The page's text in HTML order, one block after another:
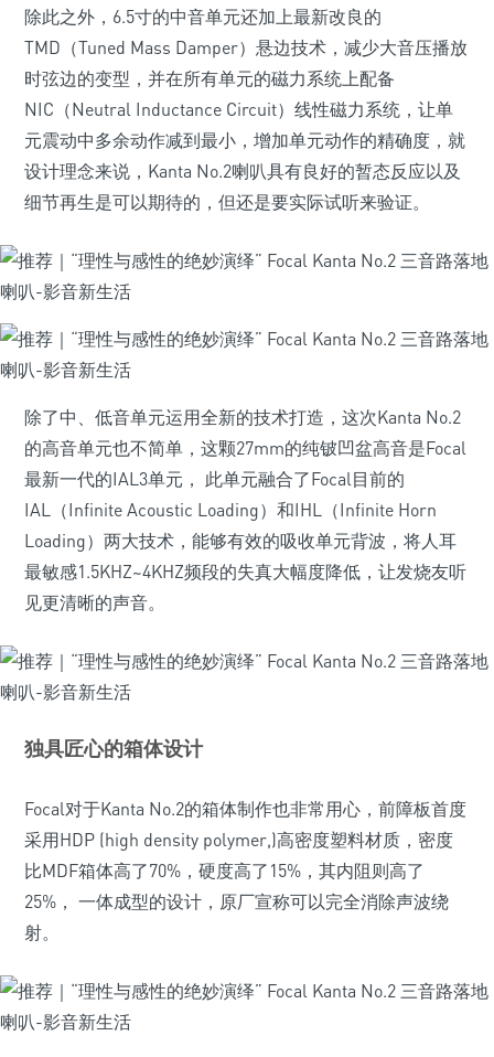
除此之外，6.5寸的中音单元还加上最新改良的
TMD（Tuned Mass Damper）悬边技术，减少大音压播放
时弦边的变型，并在所有单元的磁力系统上配备
NIC（Neutral Inductance Circuit）线性磁力系统，让单
元震动中多余动作减到最小，增加单元动作的精确度，就
设计理念来说，Kanta No.2喇叭具有良好的暂态反应以及
细节再生是可以期待的，但还是要实际试听来验证。
除了中、低音单元运用全新的技术打造，这次Kanta No.2
的高音单元也不简单，这颗27mm的纯铍凹盆高音是Focal
最新一代的IAL3单元， 此单元融合了Focal目前的
IAL（Infinite Acoustic Loading）和IHL（Infinite Horn
Loading）两大技术，能够有效的吸收单元背波，将人耳
最敏感1.5KHZ~4KHZ频段的失真大幅度降低，让发烧友听
见更清晰的声音。
独具匠心的箱体设计
Focal对于Kanta No.2的箱体制作也非常用心，前障板首度
采用HDP (high density polymer,)高密度塑料材质，密度
比MDF箱体高了70%，硬度高了15%，其内阻则高了
25%， 一体成型的设计，原厂宣称可以完全消除声波绕
射。